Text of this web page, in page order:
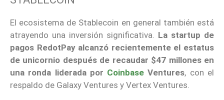
El ecosistema de Stablecoin en general también está
atrayendo una inversión significativa. La startup de
pagos RedotPay alcanzó recientemente el estatus
de unicornio después de recaudar $47 millones en
una ronda liderada por Coinbase Ventures, con el
respaldo de Galaxy Ventures y Vertex Ventures.